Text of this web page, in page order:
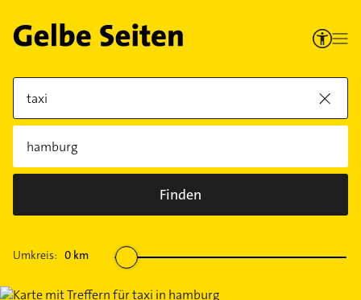
Finden
Umkreis: 0 km